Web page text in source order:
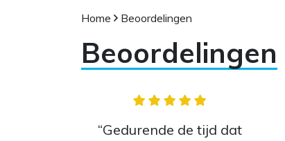
Home Beoordelingen
Beoordelingen
“Gedurende de tijd dat